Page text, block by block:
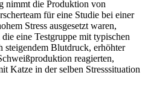
nimmt die Produktion von
für eine Studie bei einer
Stress ausgesetzt waren,
eine Testgruppe mit typischen
steigendem Blutdruck, erhöhter
reagierten,
Katze in der selben Stresssituation